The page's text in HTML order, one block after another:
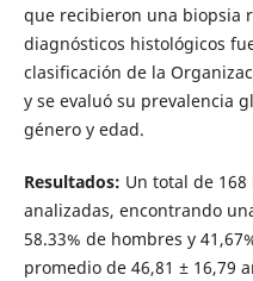
que recibieron una biopsia
diagnósticos histológicos
clasificación de la
y se evaluó su prevalencia
género y edad.
Resultados: Un total de
analizadas, encontrando
58.33% de hombres y
promedio de 46,81 ± 16,79